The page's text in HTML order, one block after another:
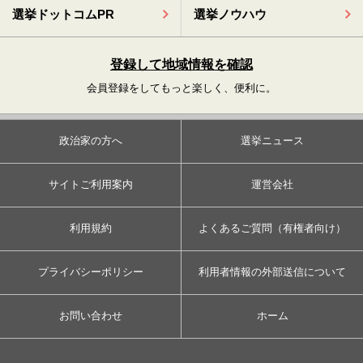
選挙ドットコムPR 選挙ノウハウ
登録して地域情報を確認
会員登録をしてもっと楽しく、便利に。
政治家の方へ 選挙ニュース
サイトご利用案内 運営会社
利用規約 よくあるご質問（有権者向け）
プライバシーポリシー 利用者情報の外部送信について
お問い合わせ ホーム